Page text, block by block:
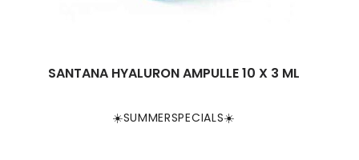
☀️SUMMERSPECIALS☀️
SANTANA HYALURON AMPULLE 10 X 3 ML